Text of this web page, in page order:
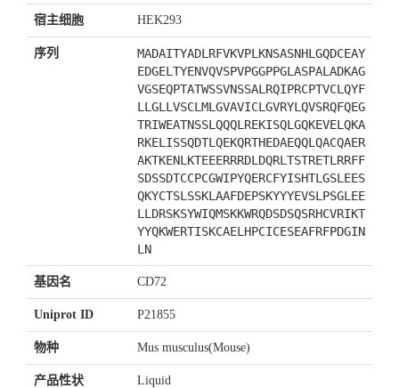
宿主细胞 HEK293
序列
MADAITYADLRFVKVPLKNSASNHLGQDCEAY
EDGELTYENVQVSPVPGGPPGLASPALADKAG
VGSEQPTATWSSVNSSALRQIPRCPTVCLQYF
LLGLLVSCLMLGVAVICLGVRYLQVSRQFQEG
TRIWEATNSSLQQQLREKISQLGQKEVELQKA
RKELISSQDTLQEKQRTHEDAEQQLQACQAER
AKTKENLKTEEERRRDLDQRLTSTRETLRRFF
SDSSDTCCPCGWIPYQERCFYISHTLGSLEES
QKYCTSLSSKLAAFDEPSKYYYEVSLPSGLEE
LLDRSKSYWIQMSKKWRQDSDSQSRHCVRIKT
YYQKWERTISKCAELHPCICESEAFRFPDGIN
LN
基因名 CD72
Uniprot ID P21855
物种 Mus musculus(Mouse)
产品性状 Liquid